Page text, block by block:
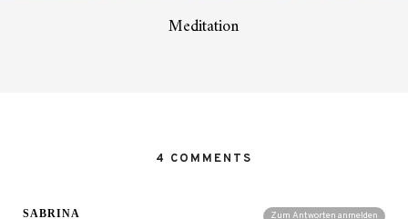
Meditation
4 COMMENTS
Zum Antworten anmelden
SABRINA